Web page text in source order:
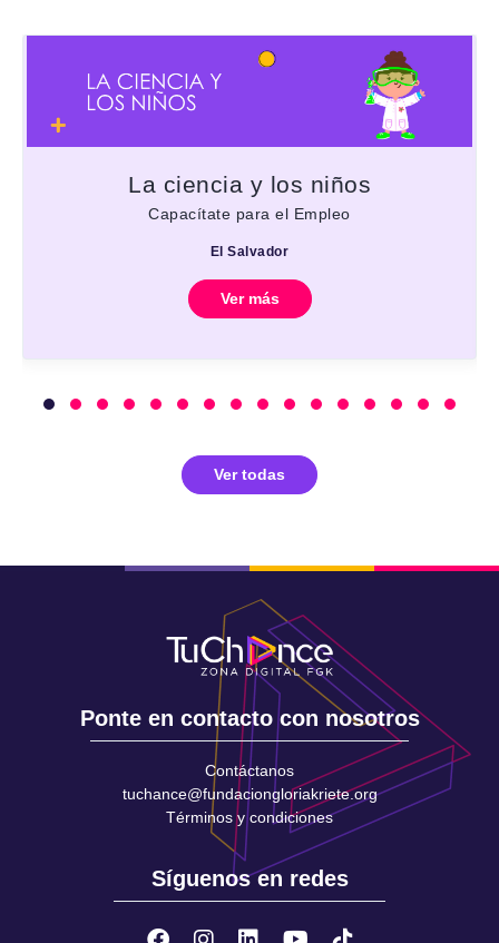
La ciencia y los niños
Capacítate para el Empleo
El Salvador
Ver más
Ver todas
Ponte en contacto con nosotros
Contáctanos
tuchance@fundaciongloriakriete.org
Términos y condiciones
Síguenos en redes